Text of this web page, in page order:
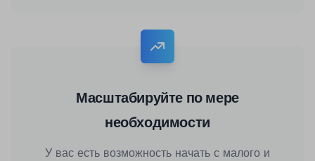
Масштабируйте по мере
необходимости
У вас есть возможность начать с малого и